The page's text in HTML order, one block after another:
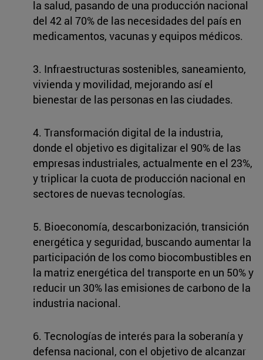
la salud, pasando de una producción nacional
del 42 al 70% de las necesidades del país en
medicamentos, vacunas y equipos médicos.
3. Infraestructuras sostenibles, saneamiento,
vivienda y movilidad, mejorando así el
bienestar de las personas en las ciudades.
4. Transformación digital de la industria,
donde el objetivo es digitalizar el 90% de las
empresas industriales, actualmente en el 23%,
y triplicar la cuota de producción nacional en
sectores de nuevas tecnologías.
5. Bioeconomía, descarbonización, transición
energética y seguridad, buscando aumentar la
participación de los como biocombustibles en
la matriz energética del transporte en un 50% y
reducir un 30% las emisiones de carbono de la
industria nacional.
6. Tecnologías de interés para la soberanía y
defensa nacional, con el objetivo de alcanzar